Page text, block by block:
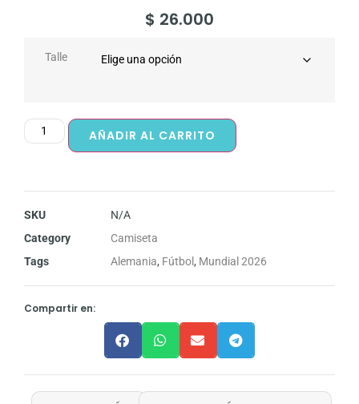
$ 26.000
Talle
AÑADIR AL CARRITO
SKU
N/A
Category
Camiseta
Tags
Alemania, Fútbol, Mundial 2026
Compartir en: